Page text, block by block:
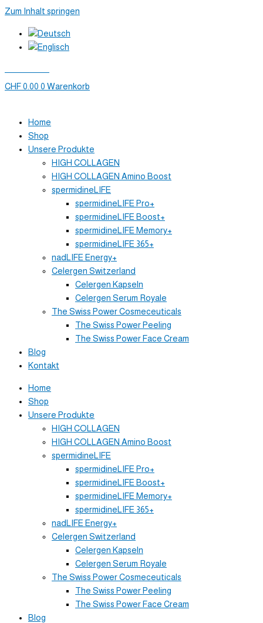
Zum Inhalt springen
CHF0.00 0 Warenkorb
Home
Shop
Unsere Produkte
HIGH COLLAGEN
HIGH COLLAGEN Amino Boost
spermidineLIFE
spermidineLIFE Pro+
spermidineLIFE Boost+
spermidineLIFE Memory+
spermidineLIFE 365+
nadLIFE Energy+
Celergen Switzerland
Celergen Kapseln
Celergen Serum Royale
The Swiss Power Cosmeceuticals
The Swiss Power Peeling
The Swiss Power Face Cream
Blog
Kontakt
Home
Shop
Unsere Produkte
HIGH COLLAGEN
HIGH COLLAGEN Amino Boost
spermidineLIFE
spermidineLIFE Pro+
spermidineLIFE Boost+
spermidineLIFE Memory+
spermidineLIFE 365+
nadLIFE Energy+
Celergen Switzerland
Celergen Kapseln
Celergen Serum Royale
The Swiss Power Cosmeceuticals
The Swiss Power Peeling
The Swiss Power Face Cream
Blog